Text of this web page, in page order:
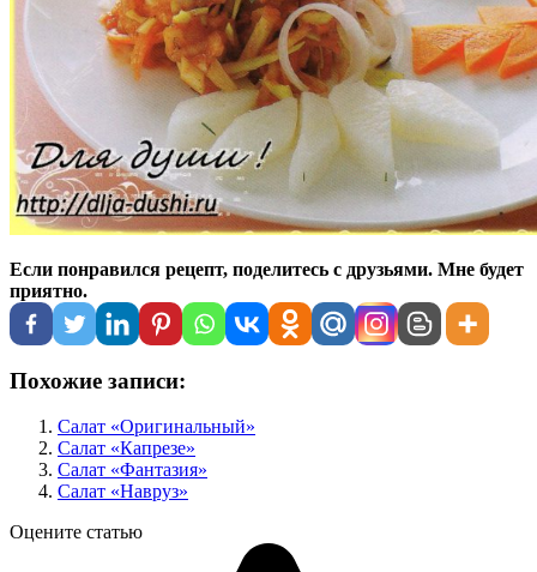
Если понравился рецепт, поделитесь с друзьями. Мне будет
приятно.
Похожие записи:
Салат «Оригинальный»
Салат «Капрезе»
Салат «Фантазия»
Салат «Навруз»
Оцените статью